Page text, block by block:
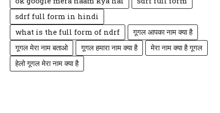
sdrf full form in hindi
what is the full form of ndrf
गूगल आपका नाम क्या है
गूगल मेरा नाम बताओ
गूगल हमारा नाम क्या है
मेरा नाम क्या है गूगल
हेलो गूगल मेरा नाम क्या है